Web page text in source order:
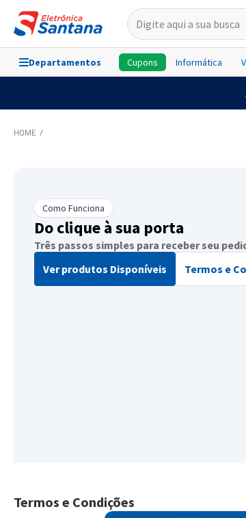
Departamentos Cupons Informática
Como Funciona
Do clique à sua porta
Três passos simples para receber seu
Ver produtos Disponíveis
Termos e
Termos e Condições